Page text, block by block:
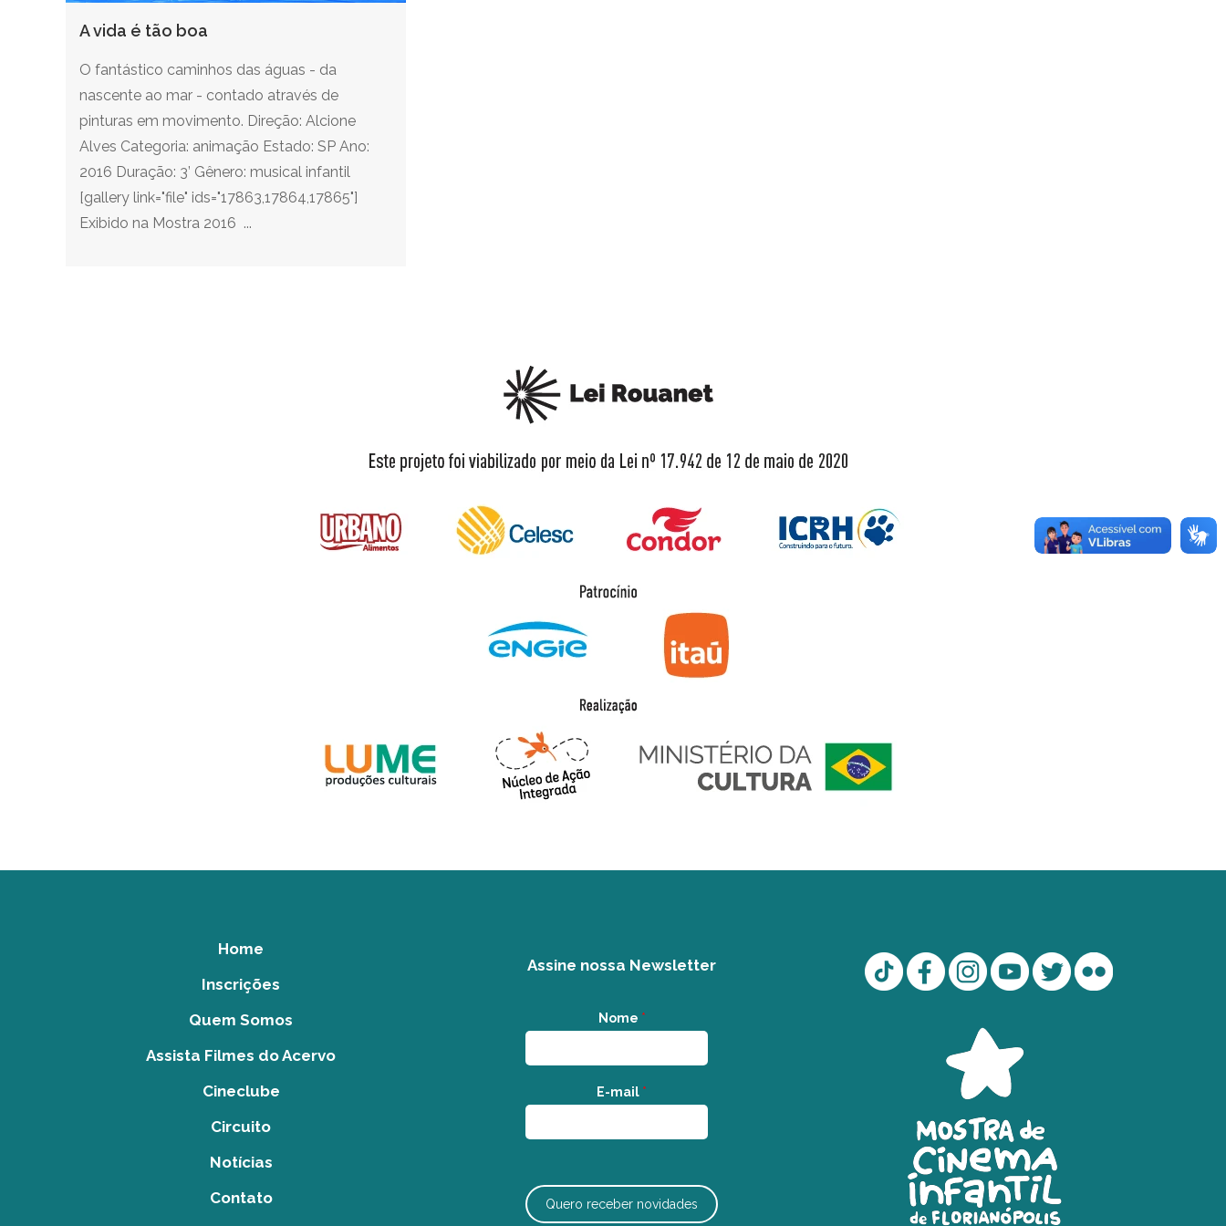
A vida é tão boa
O fantástico caminhos das águas - da
nascente ao mar - contado através de
pinturas em movimento. Direção: Alcione
Alves Categoria: animação Estado: SP Ano:
2016 Duração: 3’ Gênero: musical infantil
[gallery link="file" ids="17863,17864,17865"]
Exibido na Mostra 2016 ...
Home
Inscrições
Quem Somos
Assista Filmes do Acervo
Cineclube
Circuito
Notícias
Contato
Assine nossa Newsletter
Nome *
E-mail *
Quero receber novidades